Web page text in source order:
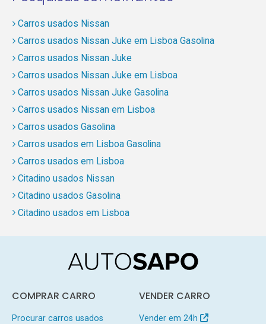
Carros usados Nissan
Carros usados Nissan Juke em Lisboa Gasolina
Carros usados Nissan Juke
Carros usados Nissan Juke em Lisboa
Carros usados Nissan Juke Gasolina
Carros usados Nissan em Lisboa
Carros usados Gasolina
Carros usados em Lisboa Gasolina
Carros usados em Lisboa
Citadino usados Nissan
Citadino usados Gasolina
Citadino usados em Lisboa
COMPRAR CARRO
Procurar carros usados
VENDER CARRO
Vender em 24h